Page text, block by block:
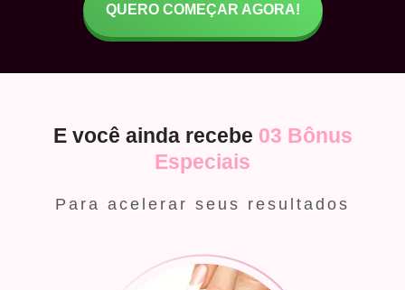
QUERO COMEÇAR AGORA!
E você ainda recebe 03 Bônus
Especiais
Para acelerar seus resultados